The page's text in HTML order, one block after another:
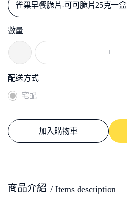
商品介紹 / Items description
雀巢早餐脆片-可可脆片25克一盒
數量
配送方式
宅配
加入購物車